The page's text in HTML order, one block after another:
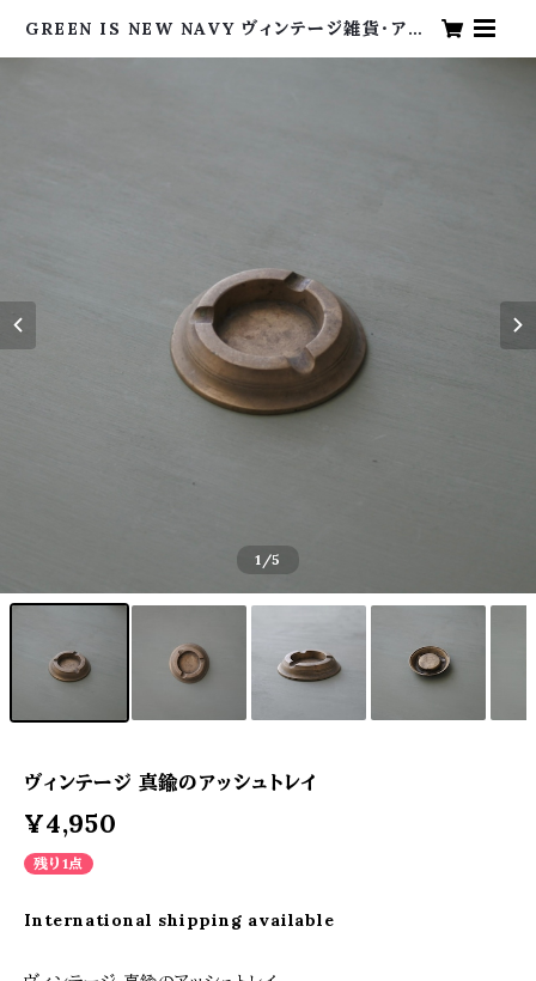
GREEN IS NEW NAVY ヴィンテージ雑貨・アン
1 /5
ヴィンテージ 真鍮のアッシュトレイ
¥4,950
残り1点
International shipping available